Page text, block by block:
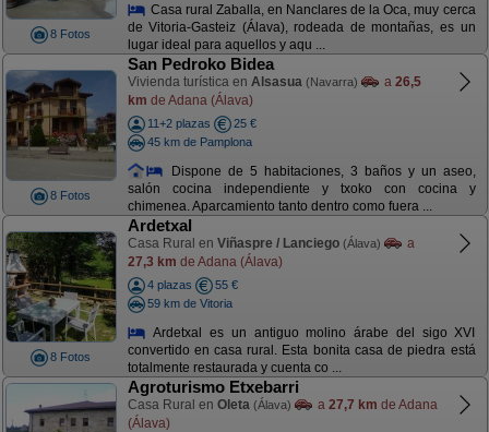
8 Fotos
Casa rural Zaballa, en Nanclares de la Oca, muy cerca
de Vitoria-Gasteiz (Álava), rodeada de montañas, es un
lugar ideal para aquellos y aqu ...
8 Fotos
San Pedroko Bidea
Vivienda turística en Alsasua (Navarra) a 26,5
km de Adana (Álava)
11+2 plazas
25 €
45 km de Pamplona
Dispone de 5 habitaciones, 3 baños y un aseo,
salón cocina independiente y txoko con cocina y
chimenea. Aparcamiento tanto dentro como fuera ...
8 Fotos
Ardetxal
Casa Rural en Viñaspre / Lanciego (Álava)
a
27,3 km de Adana (Álava)
4 plazas
55 €
59 km de Vitoria
Ardetxal es un antiguo molino árabe del sigo XVI
convertido en casa rural. Esta bonita casa de piedra está
totalmente restaurada y cuenta co ...
Agroturismo Etxebarri
Casa Rural en Oleta (Álava) a 27,7 km de Adana
(Álava)